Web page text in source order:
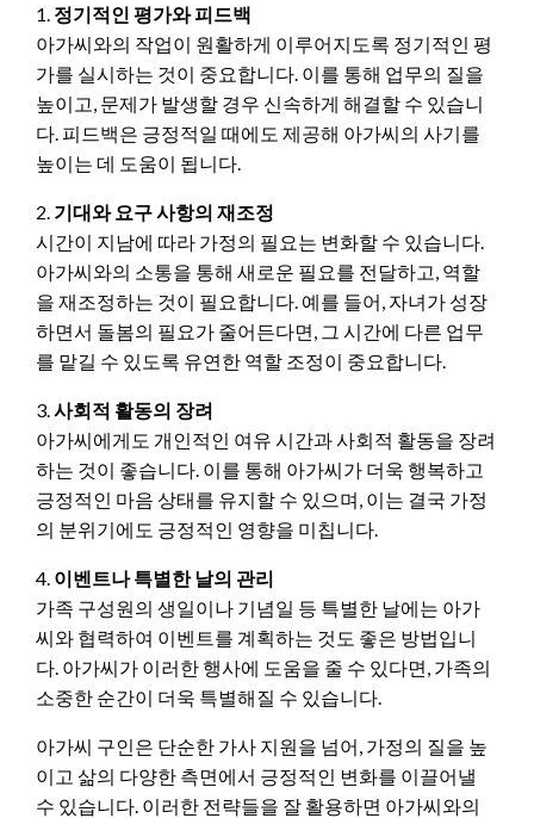
1. 정기적인 평가와 피드백
아가씨와의 작업이 원활하게 이루어지도록 정기적인 평
가를 실시하는 것이 중요합니다. 이를 통해 업무의 질을
높이고, 문제가 발생할 경우 신속하게 해결할 수 있습니
다. 피드백은 긍정적일 때에도 제공해 아가씨의 사기를
높이는 데 도움이 됩니다.
2. 기대와 요구 사항의 재조정
시간이 지남에 따라 가정의 필요는 변화할 수 있습니다.
아가씨와의 소통을 통해 새로운 필요를 전달하고, 역할
을 재조정하는 것이 필요합니다. 예를 들어, 자녀가 성장
하면서 돌봄의 필요가 줄어든다면, 그 시간에 다른 업무
를 맡길 수 있도록 유연한 역할 조정이 중요합니다.
3. 사회적 활동의 장려
아가씨에게도 개인적인 여유 시간과 사회적 활동을 장려
하는 것이 좋습니다. 이를 통해 아가씨가 더욱 행복하고
긍정적인 마음 상태를 유지할 수 있으며, 이는 결국 가정
의 분위기에도 긍정적인 영향을 미칩니다.
4. 이벤트나 특별한 날의 관리
가족 구성원의 생일이나 기념일 등 특별한 날에는 아가
씨와 협력하여 이벤트를 계획하는 것도 좋은 방법입니
다. 아가씨가 이러한 행사에 도움을 줄 수 있다면, 가족의
소중한 순간이 더욱 특별해질 수 있습니다.
아가씨 구인은 단순한 가사 지원을 넘어, 가정의 질을 높
이고 삶의 다양한 측면에서 긍정적인 변화를 이끌어낼
수 있습니다. 이러한 전략들을 잘 활용하면 아가씨와의